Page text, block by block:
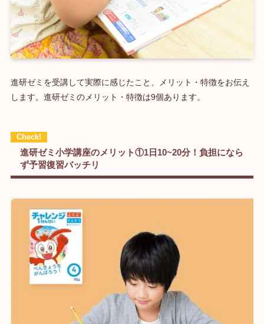
進研ゼミを受講して実際に感じたこと、メリット・特徴をお伝え
します。進研ゼミのメリット・特徴は9個あります。
進研ゼミ小学講座のメリット①1日10~20分！負担になら
ず予習復習バッチリ